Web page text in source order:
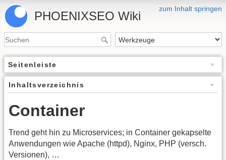
zum Inhalt springen
PHOENIXSEO Wiki
Seitenleiste
Inhaltsverzeichnis
Container
Trend geht hin zu Microservices; in Container gekapselte
Anwendungen wie Apache (httpd), Nginx, PHP (versch.
Versionen), …